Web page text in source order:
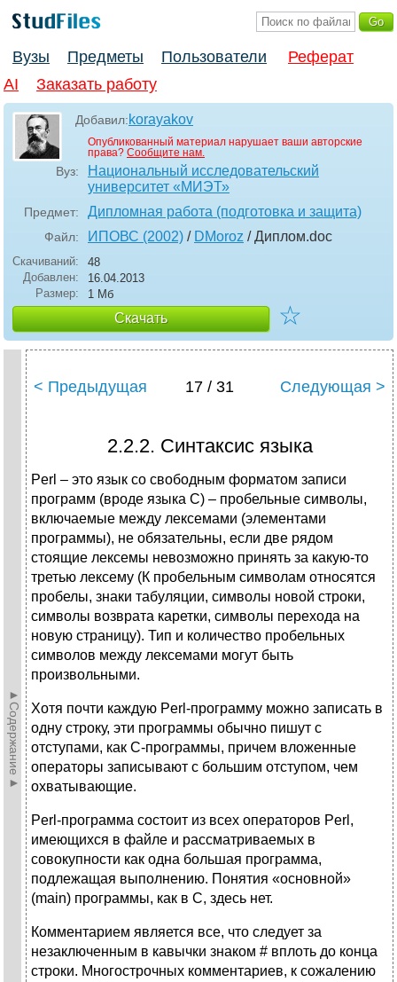
Вузы Предметы Пользователи
Реферат
AI
Заказать работу
Добавил:korayakov
Опубликованный материал нарушает ваши авторские
права? Сообщите нам.
Вуз:
Национальный исследовательский
университет «МИЭТ»
Предмет: Дипломная работа (подготовка и защита)
Файл: ИПОВС (2002) / DMoroz / Диплом.doc
Скачиваний:
48
Добавлен:
16.04.2013
Размер:
1 Мб
Скачать ☆
►Содержание►
< Предыдущая 17 / 31 Следующая >
2.2.2. Синтаксис языка
Perl – это язык со свободным форматом записи
программ (вроде языка С) – пробельные символы,
включаемые между лексемами (элементами
программы), не обязательны, если две рядом
стоящие лексемы невозможно принять за какую-то
третью лексему (К пробельным символам относятся
пробелы, знаки табуляции, символы новой строки,
символы возврата каретки, символы перехода на
новую страницу). Тип и количество пробельных
символов между лексемами могут быть
произвольными.
Хотя почти каждую Perl-программу можно записать в
одну строку, эти программы обычно пишут с
отступами, как С-программы, причем вложенные
операторы записывают с большим отступом, чем
охватывающие.
Perl-программа состоит из всех операторов Perl,
имеющихся в файле и рассматриваемых в
совокупности как одна большая программа,
подлежащая выполнению. Понятия «основной»
(main) программы, как в С, здесь нет.
Комментарием является все, что следует за
незаключенным в кавычки знаком # вплоть до конца
строки. Многострочных комментариев, к сожалению